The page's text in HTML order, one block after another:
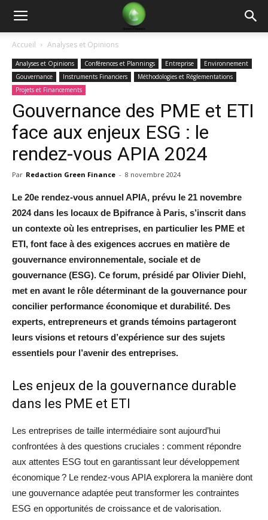
Green
Finance
Accueil Analyses et Opinions
Analyses et Opinions Conférences et Plannings Entreprise
Environnement
Gouvernance
Instruments Financiers
Méthodologies et Réglementations
Projets et Financements
Gouvernance des PME et ETI
face aux enjeux ESG : le
rendez-vous APIA 2024
Par Redaction Green Finance - 8 novembre 2024
Le 20e rendez-vous annuel APIA, prévu le 21 novembre
2024 dans les locaux de Bpifrance à Paris, s’inscrit dans
un contexte où les entreprises, en particulier les PME et
ETI, font face à des exigences accrues en matière de
gouvernance environnementale, sociale et de
gouvernance (ESG). Ce forum, présidé par Olivier Diehl,
met en avant le rôle déterminant de la gouvernance pour
concilier performance économique et durabilité. Des
experts, entrepreneurs et grands témoins partageront
leurs visions et retours d’expérience sur des sujets
essentiels pour l’avenir des entreprises.
Les enjeux de la gouvernance durable
dans les PME et ETI
Les entreprises de taille intermédiaire sont aujourd’hui
confrontées à des questions cruciales : comment répondre
aux attentes ESG tout en garantissant leur développement
économique ? Le rendez-vous APIA explorera la manière dont
une gouvernance adaptée peut transformer les contraintes
ESG en opportunités de croissance et de valorisation.